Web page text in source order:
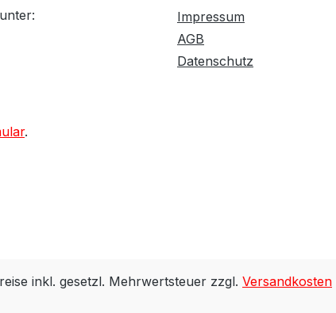
.
Impressum
AGB
Datenschutz
inkl. gesetzl. Mehrwertsteuer zzgl. Versandkosten